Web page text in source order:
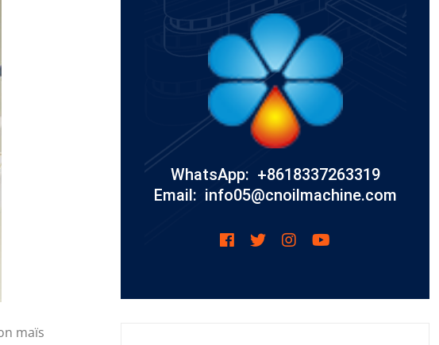
maïs
WhatsApp: +8618337263319
Email: info05@cnoilmachine.com